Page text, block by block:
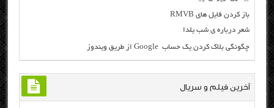
باز کردن فایل های RMVB
شعر درباره ی شب یلدا
چگونگی بلاک کردن یک حساب Google از طریق ویندوز
آخرین فیلم و سریال